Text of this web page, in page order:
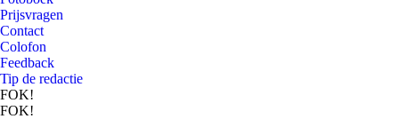
Prijsvragen
Contact
Colofon
Feedback
Tip de redactie
FOK!
FOK!